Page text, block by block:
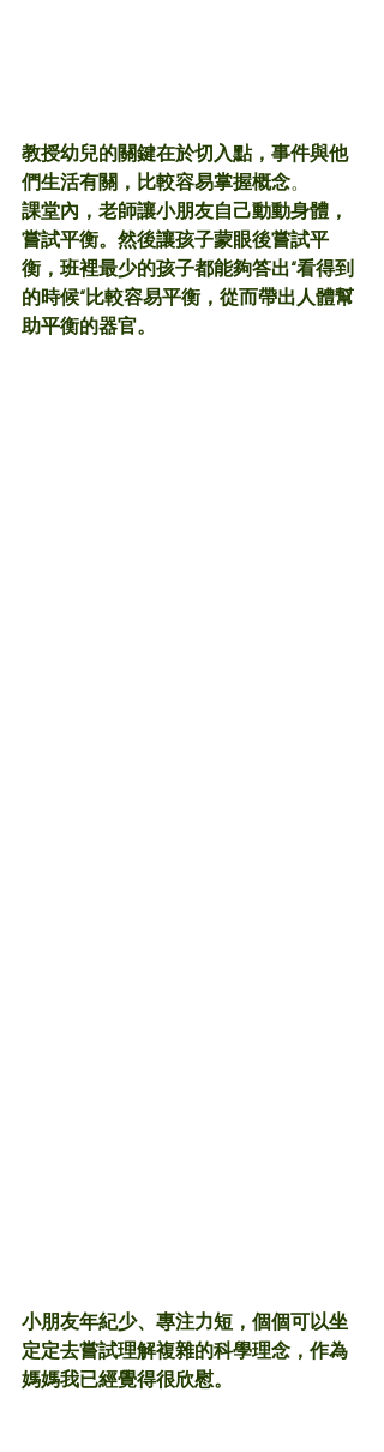
教授幼兒的關鍵在於切入點，事件與他
們生活有關，比較容易掌握概念。
課堂內，老師讓小朋友自己動動身體，
嘗試平衡。然後讓孩子蒙眼後嘗試平
衡，班裡最少的孩子都能夠答出“看得到
的時候“比較容易平衡，從而帶出人體幫
助平衡的器官。
小朋友年紀少、專注力短，個個可以坐
定定去嘗試理解複雜的科學理念，作為
媽媽我已經覺得很欣慰。